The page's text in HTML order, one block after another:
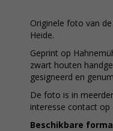
Originele foto van
Heide.
Geprint op
zwart houten
gesigneerd en
De foto is in
interesse contact op
Beschikbare